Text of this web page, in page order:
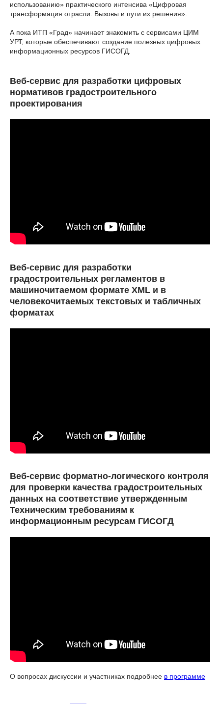
использованию» практического интенсива «Цифровая
трансформация отрасли. Вызовы и пути их решения».
А пока ИТП «Град» начинает знакомить с сервисами ЦИМ
УРТ, которые обеспечивают создание полезных цифровых
информационных ресурсов ГИСОГД.
Веб-сервис для разработки цифровых
нормативов градостроительного
проектирования
Веб-сервис для разработки
градостроительных регламентов в
машиночитаемом формате XML и в
человекочитаемых текстовых и табличных
форматах
Веб-сервис форматно-логического контроля
для проверки качества градостроительных
данных на соответствие утвержденным
Техническим требованиям к
информационным ресурсам ГИСОГД
О вопросах дискуссии и участниках подробнее в программе